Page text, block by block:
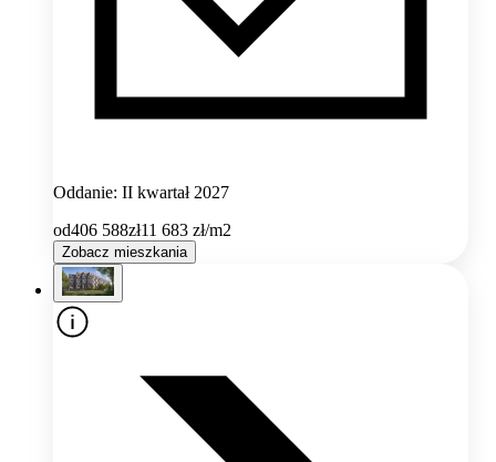
Oddanie: II kwartał 2027
od406 588zł11 683 zł/m2
Zobacz mieszkania